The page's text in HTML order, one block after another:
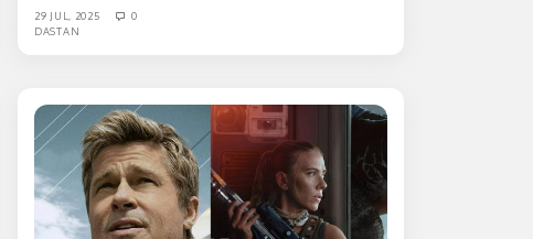
29 JUL, 2025
0
DASTAN